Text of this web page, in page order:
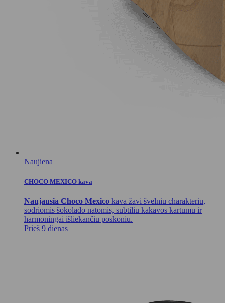
Naujiena
CHOCO MEXICO kava
Naujausia Choco Mexico kava žavi švelniu charakteriu,
sodriomis šokolado natomis, subtiliu kakavos kartumu ir
harmoningai išliekančiu poskoniu.
Prieš 9 dienas